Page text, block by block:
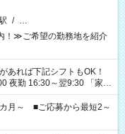
/ …
！≫ご希望の勤務地を紹介
16:30～翌9:30 「家族
て夕飯の準備がしたい」
、ご希望を教えてください
計で週40時間を超える場
カ月～ ■ご応募から最短2～